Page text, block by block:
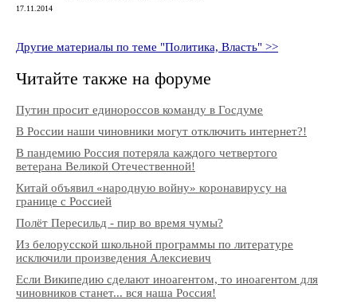
17.11.2014
Другие материалы по теме "Политика, Власть" >>
Читайте также на форуме
Путин просит единороссов команду в Госдуме
В России наши чиновники могут отключить интернет?!
В пандемию Россия потеряла каждого четвертого
ветерана Великой Отечественной!
Китай объявил «народную войну» коронавирусу на
границе с Россией
Полёт Пересильд - пир во время чумы?
Из белорусской школьной программы по литературе
исключили произведения Алексиевич
Если Википедию сделают иноагентом, то иноагентом для
чиновников станет... вся наша Россия!